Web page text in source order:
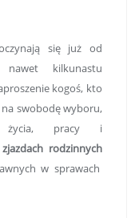
się już od
nawet kilkunastu
kogoś, kto
swobodę wyboru,
życia, pracy i
rodzinnych
w sprawach